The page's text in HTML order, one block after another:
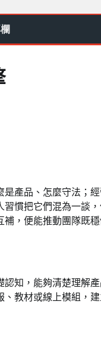
產品、怎麼守法；
慣把它們混為一談
，便能推動團隊既
知，能夠清楚理解
教材或線上模組，